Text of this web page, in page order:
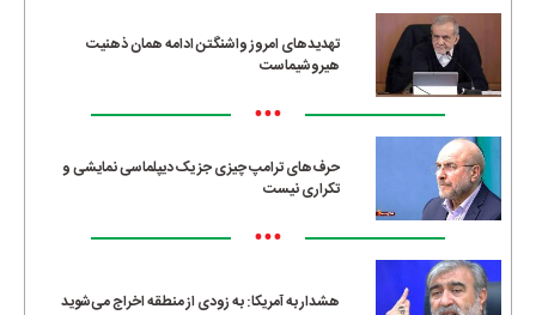
تهدیدهای امروز واشنگتن ادامه همان ذهنیت
هیروشیماست
•••
حرف‌های ترامپ چیزی جز یک دیپلماسی نمایشی و
تکراری نیست
•••
هشدار به آمریکا: به زودی از منطقه اخراج می‌شوید